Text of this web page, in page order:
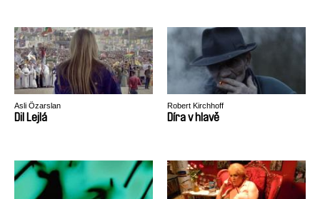
Asli Özarslan
Dil Lejlá
Robert Kirchhoff
Díra v hlavě